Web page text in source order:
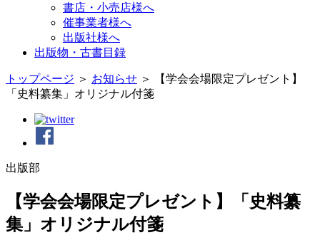
書店・小売店様へ
催事業者様へ
出版社様へ
出版物・古書目録
トップページ ＞ お知らせ ＞
【学会会場限定プレゼント】
「史料纂集」オリジナル付箋
出版部
【学会会場限定プレゼント】「史料纂
集」オリジナル付箋